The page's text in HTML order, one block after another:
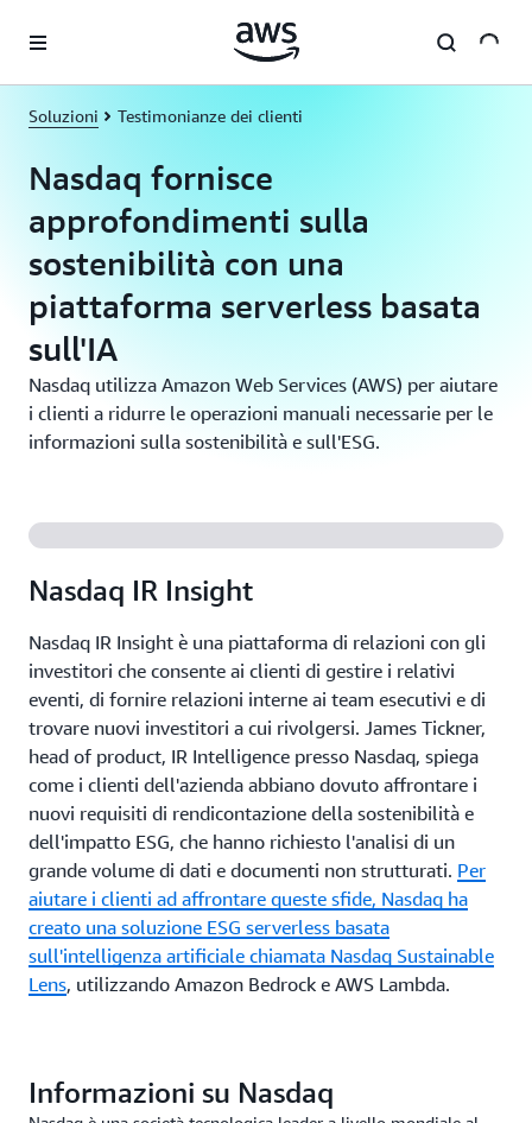
Soluzioni Testimonianze dei clienti
Nasdaq fornisce
approfondimenti sulla
sostenibilità con una
piattaforma serverless basata
sull'IA
Nasdaq utilizza Amazon Web Services (AWS) per aiutare
i clienti a ridurre le operazioni manuali necessarie per le
informazioni sulla sostenibilità e sull'ESG.
Nasdaq IR Insight
Nasdaq IR Insight è una piattaforma di relazioni con gli
investitori che consente ai clienti di gestire i relativi
eventi, di fornire relazioni interne ai team esecutivi e di
trovare nuovi investitori a cui rivolgersi. James Tickner,
head of product, IR Intelligence presso Nasdaq, spiega
come i clienti dell'azienda abbiano dovuto affrontare i
nuovi requisiti di rendicontazione della sostenibilità e
dell'impatto ESG, che hanno richiesto l'analisi di un
grande volume di dati e documenti non strutturati. Per
aiutare i clienti ad affrontare queste sfide, Nasdaq ha
creato una soluzione ESG serverless basata
sull'intelligenza artificiale chiamata Nasdaq Sustainable
Lens, utilizzando Amazon Bedrock e AWS Lambda.
Informazioni su Nasdaq